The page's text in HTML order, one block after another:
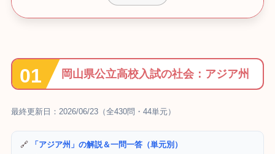
岡山県公立高校入試の社会：アジア州
最終更新日：2026/06/23（全430問・44単元）
🔗
「アジア州」の解説＆一問一答（単元別）